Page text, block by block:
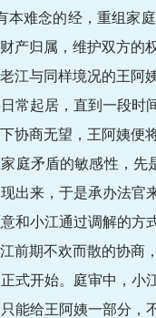
本难念的经，重组家
产归属，维护双方的
江与同样境况的王阿
常起居，直到一段
协商无望，王阿姨便
庭矛盾的敏感性，先
出来，于是承办法
和小江通过调解的
前期不欢而散的协商
式开始。庭审中，
能给王阿姨一部分